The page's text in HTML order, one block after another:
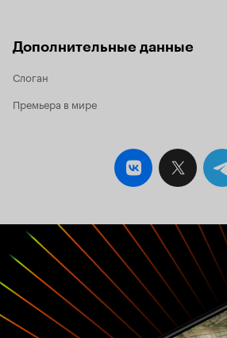
Дополнительные данные
Слоган
Премьера в мире